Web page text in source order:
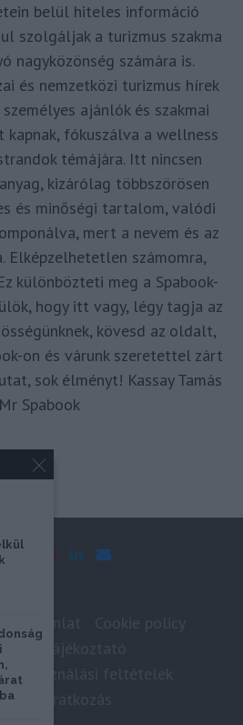
belül hiteles információ
szolgáljak a turizmus szakma
nagyközönség számára is.
és nemzetközi turizmus hírek
ajánlók és szakmai
kapnak, fókuszálva a wellness
témájára. Itt nincsen
kizárólag többszörösen
és minőségi tartalom, valódi
mert a nevem és az
Elképzelhetetlen számomra,
különbözteti meg a Spabook-
hogy itt vagy, légy tagja az
kövesd az oldalt,
on és várunk szeretettel zárt
sok élményt! Kassay Tamás
Mr Spabook
tájékoztató
felhasználási feltételek
feliratkozás